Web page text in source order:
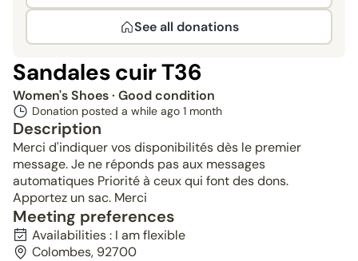
See all donations
Sandales cuir T36
Women's Shoes· Good condition
Donation posted a while ago 1 month
Description
Merci d'indiquer vos disponibilités dès le premier
message. Je ne réponds pas aux messages
automatiques Priorité à ceux qui font des dons.
Apportez un sac. Merci
Meeting preferences
Availabilities : I am flexible
Colombes, 92700